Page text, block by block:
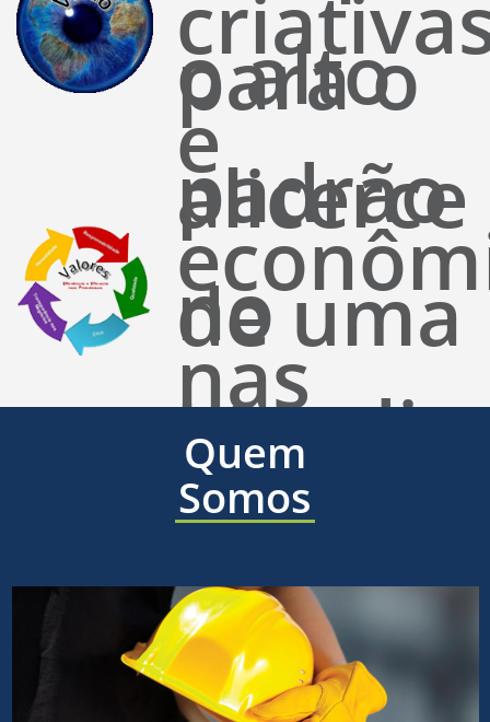
para o
alicerce
de uma
base
sólida e
eficaz,
e
nas
áreas
de
o alto
padrão
no
a ética,
a
Quem
Somos